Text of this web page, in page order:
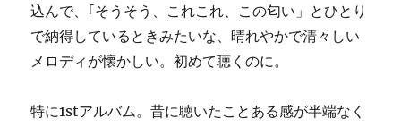
込んで、｢そうそう、これこれ、この匂い」とひとり
で納得しているときみたいな、晴れやかで清々しい
メロディが懐かしい。初めて聴くのに。
特に1stアルバム。昔に聴いたことある感が半端なく